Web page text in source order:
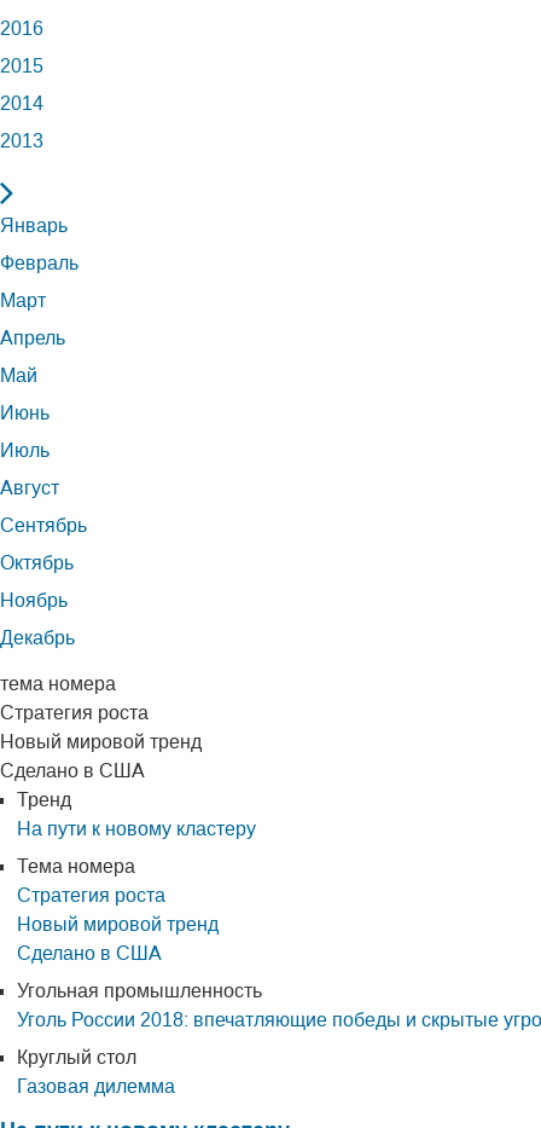
2016
2015
2014
2013
Январь
Февраль
Март
Апрель
Май
Июнь
Июль
Август
Сентябрь
Октябрь
Ноябрь
Декабрь
тема номера
Стратегия роста
Новый мировой тренд
Сделано в США
Тренд
На пути к новому кластеру
Тема номера
Стратегия роста
Новый мировой тренд
Сделано в США
Угольная промышленность
Уголь России 2018: впечатляющие победы и скрытые
Круглый стол
Газовая дилемма